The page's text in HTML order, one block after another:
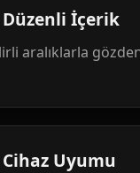
Düzenli İçerik
aralıklarla
Cihaz Uyumu